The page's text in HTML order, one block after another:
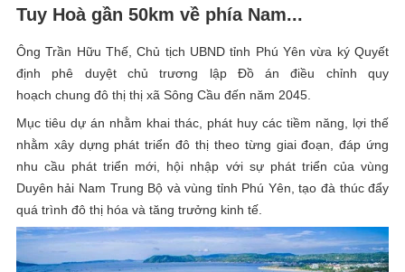
Tuy Hoà gần 50km về phía Nam...
Ông Trần Hữu Thế, Chủ tịch UBND tỉnh Phú Yên vừa ký Quyết
định phê duyệt chủ trương lập Đồ án điều chỉnh quy
hoạch chung đô thị thị xã Sông Cầu đến năm 2045.
Mục tiêu dự án nhằm khai thác, phát huy các tiềm năng, lợi thế
nhằm xây dựng phát triển đô thị theo từng giai đoạn, đáp ứng
nhu cầu phát triển mới, hội nhập với sự phát triển của vùng
Duyên hải Nam Trung Bộ và vùng tỉnh Phú Yên, tạo đà thúc đẩy
quá trình đô thị hóa và tăng trưởng kinh tế.